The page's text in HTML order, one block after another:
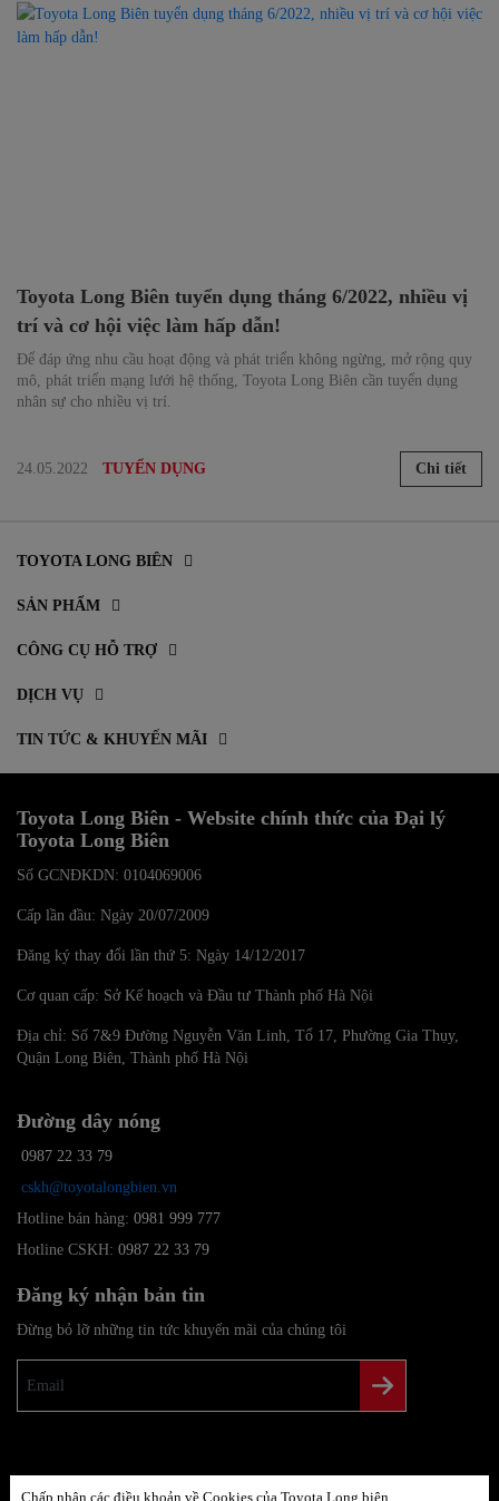
Toyota Long Biên tuyển dụng tháng 6/2022, nhiều vị
trí và cơ hội việc làm hấp dẫn!
Để đáp ứng nhu cầu hoạt động và phát triển không ngừng, mở rộng quy
mô, phát triển mạng lưới hệ thống, Toyota Long Biên cần tuyển dụng
nhân sự cho nhiều vị trí.
24.05.2022 TUYỂN DỤNG Chi tiết
Chấp nhận các điều khoản về Cookies của Toyota Long biên
TOYOTA LONG BIÊN
SẢN PHẨM
CÔNG CỤ HỖ TRỢ
DỊCH VỤ
TIN TỨC & KHUYẾN MÃI
Toyota Long Biên - Website chính thức của Đại lý
Toyota Long Biên
Số GCNĐKDN: 0104069006
Cấp lần đầu: Ngày 20/07/2009
Đăng ký thay đổi lần thứ 5: Ngày 14/12/2017
Cơ quan cấp: Sở Kế hoạch và Đầu tư Thành phố Hà Nội
Địa chỉ: Số 7&9 Đường Nguyễn Văn Linh, Tổ 17, Phường Gia Thụy,
Quận Long Biên, Thành phố Hà Nội
Đường dây nóng
0987 22 33 79
cskh@toyotalongbien.vn
Hotline bán hàng: 0981 999 777
Hotline CSKH: 0987 22 33 79
Đăng ký nhận bản tin
Đừng bỏ lỡ những tin tức khuyến mãi của chúng tôi
Chính sách và điều khoản| Chính sách bảo mật thông tin cá nhân